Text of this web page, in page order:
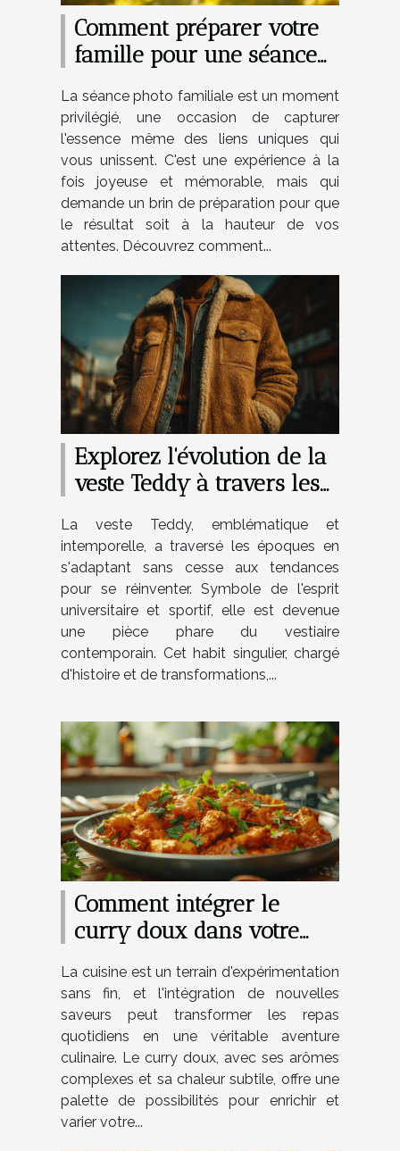
Comment préparer votre
famille pour une séance
La séance photo familiale est un moment
privilégié, une occasion de capturer
l'essence même des liens uniques qui
vous unissent. C'est une expérience à la
fois joyeuse et mémorable, mais qui
demande un brin de préparation pour que
le résultat soit à la hauteur de vos
attentes. Découvrez comment...
Explorez l'évolution de la
veste Teddy à travers les
La veste Teddy, emblématique et
intemporelle, a traversé les époques en
s'adaptant sans cesse aux tendances
pour se réinventer. Symbole de l'esprit
universitaire et sportif, elle est devenue
une pièce phare du vestiaire
contemporain. Cet habit singulier, chargé
d'histoire et de transformations,...
Comment intégrer le
curry doux dans votre
La cuisine est un terrain d'expérimentation
sans fin, et l'intégration de nouvelles
saveurs peut transformer les repas
quotidiens en une véritable aventure
culinaire. Le curry doux, avec ses arômes
complexes et sa chaleur subtile, offre une
palette de possibilités pour enrichir et
varier votre...